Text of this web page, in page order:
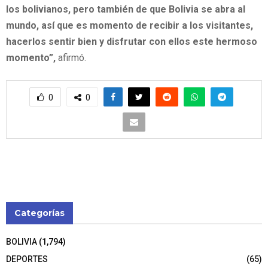
los bolivianos, pero también de que Bolivia se abra al
mundo, así que es momento de recibir a los visitantes,
hacerlos sentir bien y disfrutar con ellos este hermoso
momento”, afirmó.
0 0
Categorías
BOLIVIA (1,794)
DEPORTES
(65)